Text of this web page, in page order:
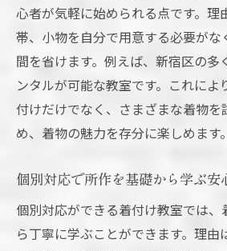
心者が気軽に始められる点です。理
帯、小物を自分で用意する必要が
間を省けます。例えば、新宿区の多
ンタルが可能な教室です。これによ
付けだけでなく、さまざまな着物
め、着物の魅力を存分に楽しめます。
個別対応で所作を基礎から学ぶ安
個別対応ができる着付け教室では
ら丁寧に学ぶことができます。理由